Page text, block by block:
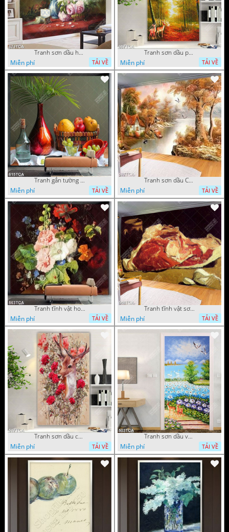
Tranh sơn dầu hoa quả tĩnh vật nghệ thuật gắn tường
Miễn phí
TẢI VỀ
Tranh sơn dầu phong cảnh mùa thu cây lá vàng và nai trang trí tường
Miễn phí
TẢI VỀ
Tranh gắn tường hoa quả nghệ thuật
Miễn phí
TẢI VỀ
Tranh sơn dầu Châu Âu phong cảnh ngôi làng bên dòng sông
Miễn phí
TẢI VỀ
Tranh tĩnh vật hoa quả decor phòng khách in uv
Miễn phí
TẢI VỀ
Tranh tĩnh vật sơn dầu nước ngoài trang trí phòng bếp
Miễn phí
TẢI VỀ
Tranh sơn dầu chú nai trong vườn hoa decor tường in uv
Miễn phí
TẢI VỀ
Tranh sơn dầu vườn hoa bên dòng sông decor tường
Miễn phí
TẢI VỀ